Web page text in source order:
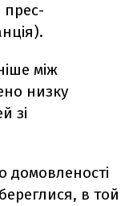
між
низку
зі
в той